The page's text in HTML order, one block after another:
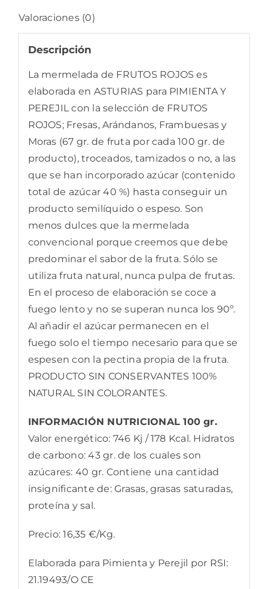
Valoraciones (0)
Descripción
La mermelada de FRUTOS ROJOS es
elaborada en ASTURIAS para PIMIENTA Y
PEREJIL con la selección de FRUTOS
ROJOS; Fresas, Arándanos, Frambuesas y
Moras (67 gr. de fruta por cada 100 gr. de
producto), troceados, tamizados o no, a las
que se han incorporado azúcar (contenido
total de azúcar 40 %) hasta conseguir un
producto semilíquido o espeso. Son
menos dulces que la mermelada
convencional porque creemos que debe
predominar el sabor de la fruta. Sólo se
utiliza fruta natural, nunca pulpa de frutas.
En el proceso de elaboración se coce a
fuego lento y no se superan nunca los 90º.
Al añadir el azúcar permanecen en el
fuego solo el tiempo necesario para que se
espesen con la pectina propia de la fruta.
PRODUCTO SIN CONSERVANTES 100%
NATURAL SIN COLORANTES.
INFORMACIÓN NUTRICIONAL 100 gr.
Valor energético: 746 Kj / 178 Kcal. Hidratos
de carbono: 43 gr. de los cuales son
azúcares: 40 gr. Contiene una cantidad
insignificante de: Grasas, grasas saturadas,
proteína y sal.
Precio: 16,35 €/Kg.
Elaborada para Pimienta y Perejil por RSI:
21.19493/O CE